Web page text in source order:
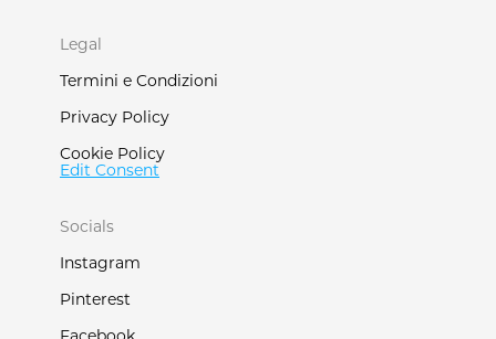
Legal
Termini e Condizioni
Privacy Policy
Cookie Policy
Edit Consent
Socials
Instagram
Pinterest